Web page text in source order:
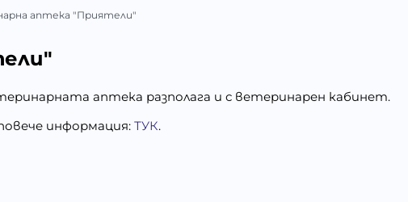
аптека "Приятели"
аптека разполага и с ветеринарен кабинет.
информация:ТУК.